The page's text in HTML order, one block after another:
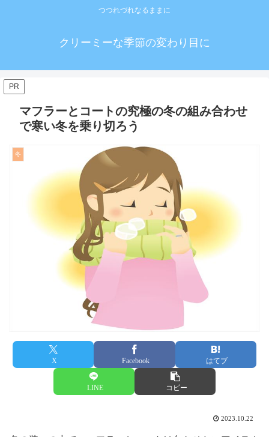
つつれづれなるままに
クリーミーな季節の変わり目に
PR
マフラーとコートの究極の冬の組み合わせ
で寒い冬を乗り切ろう
冬
X Facebook はてブ
LINE コピー
2023.10.22